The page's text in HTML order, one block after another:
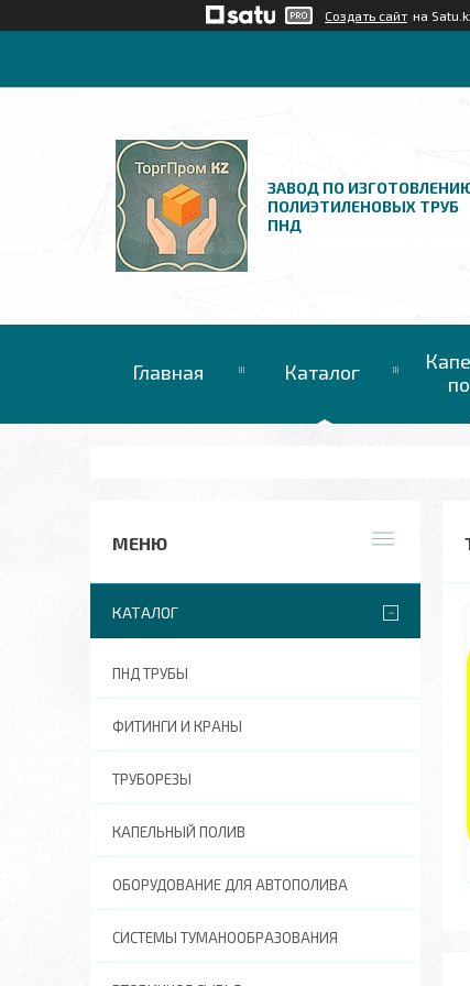
Создать сайт на
ЗАВОД ПО
ПОЛИЭТИЛЕНОВЫХ ТРУБ
ПНД
Главная Каталог
КАТАЛОГ
ПНД ТРУБЫ
ФИТИНГИ И КРАНЫ
ТРУБОРЕЗЫ
КАПЕЛЬНЫЙ ПОЛИВ
ОБОРУДОВАНИЕ ДЛЯ АВТОПОЛИВА
СИСТЕМЫ ТУМАНООБРАЗОВАНИЯ